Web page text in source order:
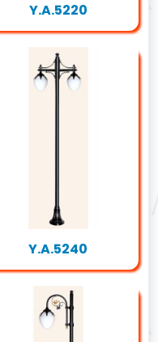
Y.A.5220
Y.A.5240